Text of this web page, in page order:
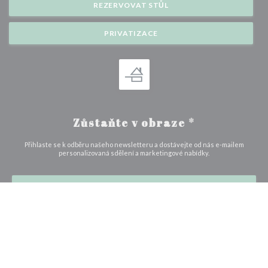
REZERVOVAT STŮL
PRIVATIZACE
Zůstaňte v obraze *
Přihlaste se k odběru našeho newsletteru a dostávejte od nás e-mailem
personalizovaná sdělení a marketingové nabídky.